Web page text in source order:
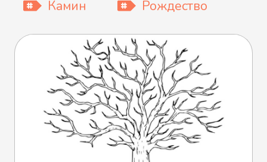
Камин
Рождество